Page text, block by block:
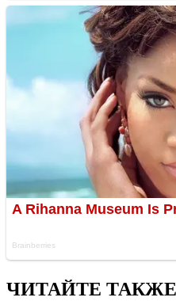
ЧИТАЙТЕ ТАКЖЕ